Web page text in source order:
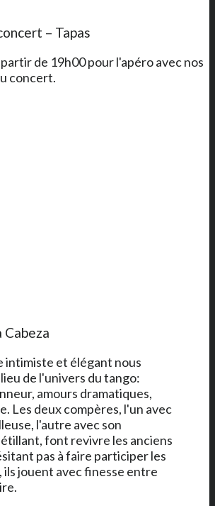
– Tapas
de 19h00 pour l'apéro avec nos
concert.
Cabeza
intimiste et élégant nous
de l'univers du tango:
amours dramatiques,
Les deux compères, l'un avec
l'autre avec son
font revivre les anciens
pas à faire participer les
jouent avec finesse entre